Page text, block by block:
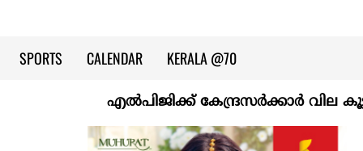
SPORTS CALENDAR KERALA @70
എല്‍പിജിക്ക് കേന്ദ്രസർക്കാർ വില